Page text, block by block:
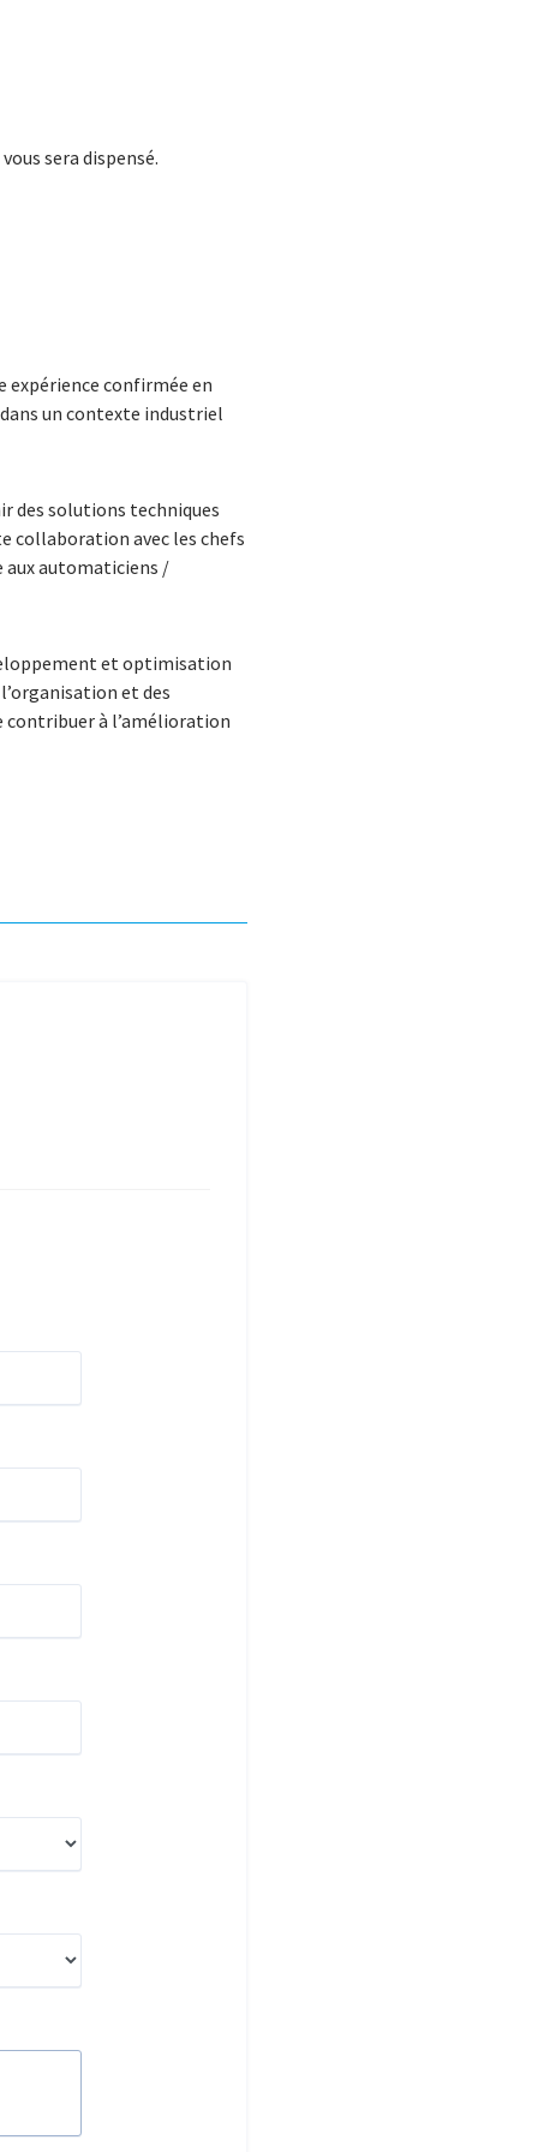
sera dispensé.
expérience confirmée en
un contexte industriel
des solutions techniques
collaboration avec les chefs
aux automaticiens /
et optimisation
et des
contribuer à l’amélioration